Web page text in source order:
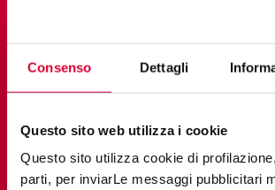
Consenso Dettagli
Questo sito web utilizza i cookie
Questo sito utilizza cookie di
parti, per inviarLe messaggi pubblicitari
versilia bardiglio silver